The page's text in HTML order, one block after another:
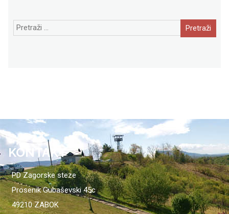
Pretraži:
KONTAKT
PD Zagorske steze
Prosenik Gubaševski 45c
49210 ZABOK